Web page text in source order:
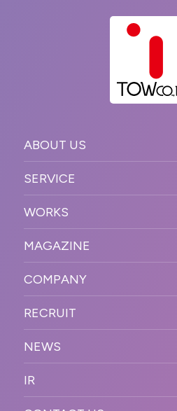
ABOUT US
PURPOSE
VISION
OUR DNA
SERVICE
STRONG POINT
BUSINESS DOMAIN
SOLUTION
WORKFLOW
WORKS
オンラインイベント
SNSプロモーション
プラットフォーム販
促
デジタル制作・映像
制作
PR
カンフ
MAGAZINE
COMPANY
COMPANY INFORMATION
MESSAGE
OFFICER
ACCESS
RECRUIT
新卒採用
キャリア採用
NEWS
IR